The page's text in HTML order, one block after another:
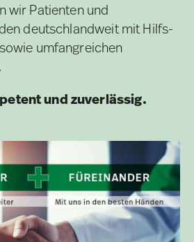
wir Patienten und
deutschlandweit mit Hilfs-
umfangreichen
und zuverlässig.